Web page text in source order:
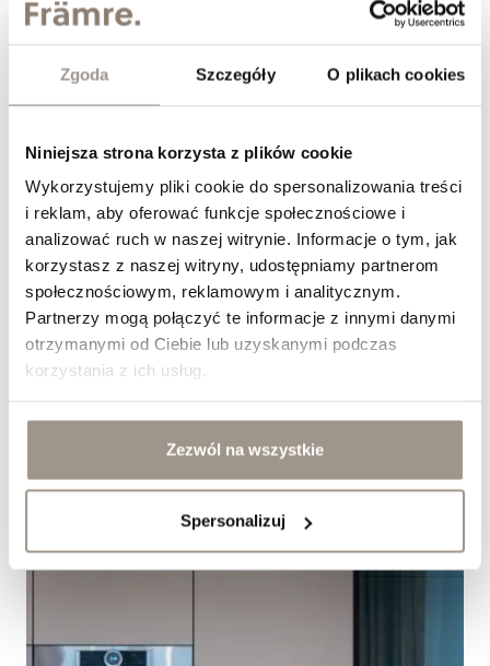
Zgoda Szczegóły O plikach cookies
Niniejsza strona korzysta z plików cookie
Wykorzystujemy pliki cookie do spersonalizowania treści
i reklam, aby oferować funkcje społecznościowe i
analizować ruch w naszej witrynie. Informacje o tym, jak
korzystasz z naszej witryny, udostępniamy partnerom
społecznościowym, reklamowym i analitycznym.
Partnerzy mogą połączyć te informacje z innymi danymi
otrzymanymi od Ciebie lub uzyskanymi podczas
korzystania z ich usług.
Zezwól na wszystkie
Spersonalizuj
Jak dobrać fronty meblowe do stylu klasycznego?
&nbsp;